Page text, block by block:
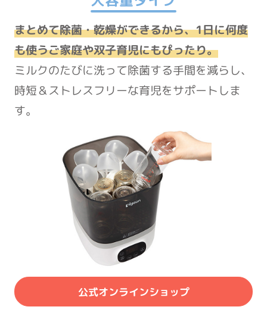
まとめて除菌・乾燥ができるから、1日に何度
も使うご家庭や双子育児にもぴったり。
ミルクのたびに洗って除菌する手間を減らし、
時短＆ストレスフリーな育児をサポートしま
す。
公式オンラインショップ